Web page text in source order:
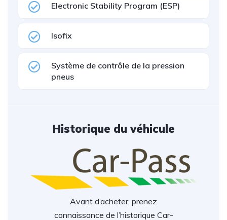
Electronic Stability Program (ESP)
Isofix
Système de contrôle de la pression
pneus
Historique du véhicule
Avant d’acheter, prenez
connaissance de l’historique Car-